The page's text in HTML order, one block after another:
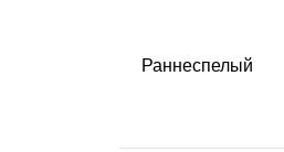
Раннеспелый